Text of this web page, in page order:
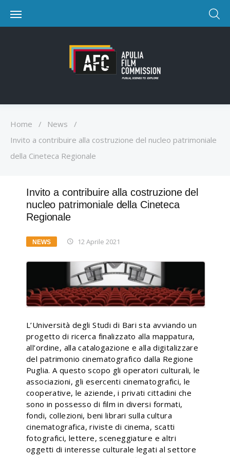
Home / News
/
Invito a contribuire alla costruzione del nucleo patrimoniale
della Cineteca Regionale
Invito a contribuire alla costruzione del
nucleo patrimoniale della Cineteca
Regionale
NEWS 12 Aprile 2021
L’Università degli Studi di Bari sta avviando un
progetto di ricerca finalizzato alla mappatura,
all’ordine, alla catalogazione e alla digitalizzare
del patrimonio cinematografico dalla Regione
Puglia. A questo scopo gli operatori culturali, le
associazioni, gli esercenti cinematografici, le
cooperative, le aziende, i privati cittadini che
sono in possesso di film in diversi formati,
fondi, collezioni, beni librari sulla cultura
cinematografica, riviste di cinema, scatti
fotografici, lettere, sceneggiature e altri
oggetti di interesse culturale legati al settore